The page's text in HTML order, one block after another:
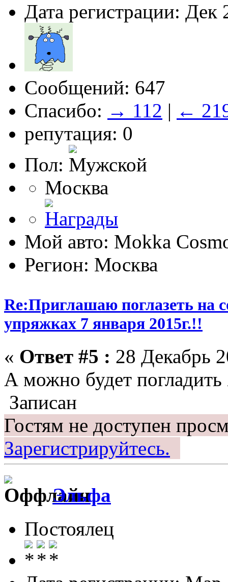
Дата регистрации: Дек
Сообщений: 647
Спасибо: → 112 | ←
репутация: 0
Пол:
Москва
Мой авто: Mokka
Регион: Москва
Re:Приглашаю поглазеть на
упряжках 7 января 2015г.!!
« Ответ #5 : 28 Декабрь
А можно будет
Записан
Гостям не доступен
Зарегистрируйтесь.
Эльфа
Постоялец